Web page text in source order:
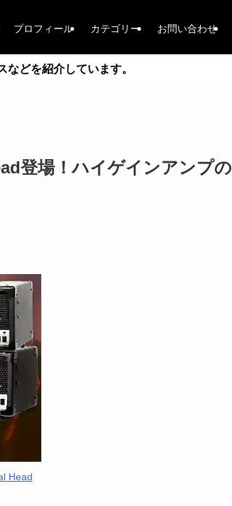
プロフィール カテゴリー お問い合わせ
どを紹介しています。
登場！ハイゲインアンプの
Head